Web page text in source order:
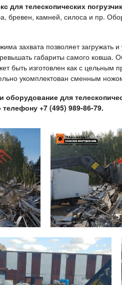
для телескопических
бревен, камней, силоса и пр.
захвата позволяет загружать
габариты самого
быть изготовлен как с
укомплектован сменным
оборудование для
+7 (495) 989-86-79.